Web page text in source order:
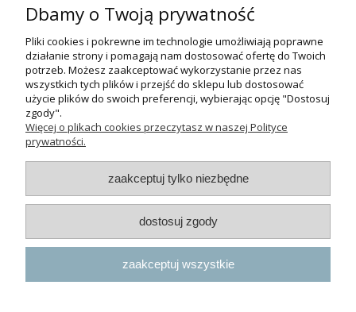
Widzew).
Godziny otwarcia:
pn-pt 9:00-17:00
+48 530 230 483
psokoty@psokoty.pl
Sklep internetowy Shoper.pl
Dbamy o Twoją prywatność
Pliki cookies i pokrewne im technologie umożliwiają poprawne
działanie strony i pomagają nam dostosować ofertę do Twoich
potrzeb. Możesz zaakceptować wykorzystanie przez nas
wszystkich tych plików i przejść do sklepu lub dostosować
użycie plików do swoich preferencji, wybierając opcję "Dostosuj
zgody".
Więcej o plikach cookies przeczytasz w naszej Polityce
prywatności.
zaakceptuj tylko niezbędne
dostosuj zgody
zaakceptuj wszystkie